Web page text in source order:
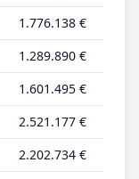
1.776.138 €
1.289.890 €
1.601.495 €
2.521.177 €
2.202.734 €